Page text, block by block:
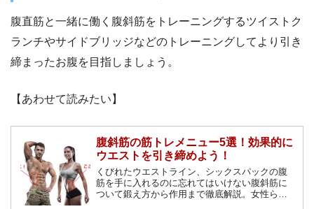
腹直筋と一緒に働く腹斜筋をトレーニングするツイストク
ランチやサイドブリッジなどのトレーニングしてより引き
締まったお腹を目指しましょう。
【あわせて読みたい】
腹斜筋の筋トレメニュー5選！効果的に
ウエストを引き締めよう！
くびれたウエストライン、シックスパックの腹
筋を手に入れるのに忘れてはいけない腹斜筋に
ついて鍛え方から作用まで徹底解説。女性らし